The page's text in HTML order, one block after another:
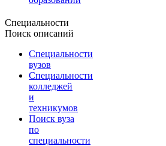
Специальности
Поиск описаний
Специальности
вузов
Специальности
колледжей
и
техникумов
Поиск вуза
по
специальности